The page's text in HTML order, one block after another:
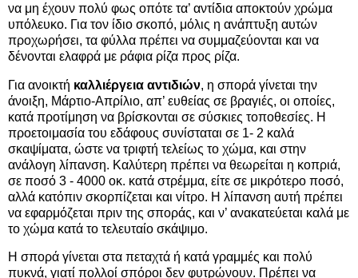
να μη έχουν πολύ φως οπότε τα’ αντίδια αποκτούν χρώμα
υπόλευκο. Για τον ίδιο σκοπό, μόλις η ανάπτυξη αυτών
προχωρήσει, τα φύλλα πρέπει να συμμαζεύονται και να
δένονται ελαφρά με ράφια ρίζα προς ρίζα.
Για ανοικτή καλλιέργεια αντιδιών, η σπορά γίνεται την
άνοιξη, Μάρτιο-Απρίλιο, απ’ ευθείας σε βραγιές, οι οποίες,
κατά προτίμηση να βρίσκονται σε σύσκιες τοποθεσίες. Η
προετοιμασία του εδάφους συνίσταται σε 1- 2 καλά
σκαψίματα, ώστε να τριφτή τελείως το χώμα, και στην
ανάλογη λίπανση. Καλύτερη πρέπει να θεωρείται η κοπριά,
σε ποσό 3 - 4000 οκ. κατά στρέμμα, είτε σε μικρότερο ποσό,
αλλά κατόπιν σκορπίζεται και νίτρο. Η λίπανση αυτή πρέπει
να εφαρμόζεται πριν της σποράς, και ν’ ανακατεύεται καλά με
το χώμα κατά το τελευταίο σκάψιμο.
Η σπορά γίνεται στα πεταχτά ή κατά γραμμές και πολύ
πυκνά, γιατί πολλοί σπόροι δεν φυτρώνουν. Πρέπει να